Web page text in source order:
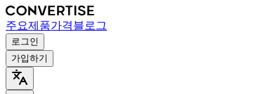
주요제품가격블로그
로그인
가입하기